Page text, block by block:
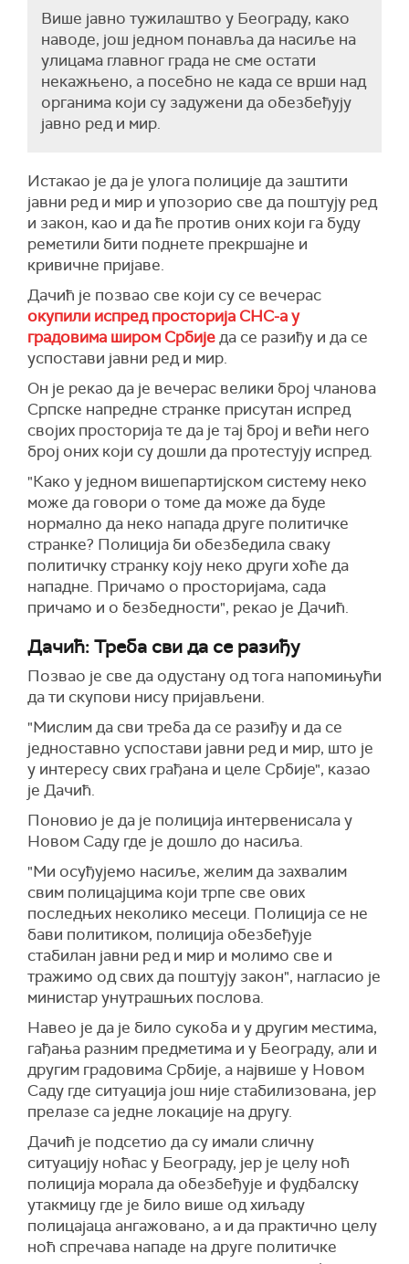
Више јавно тужилаштво у Београду, како
наводе, још једном понавља да насиље на
улицама главног града не сме остати
некажњено, а посебно не када се врши над
органима који су задужени да обезбеђују
јавно ред и мир.
Истакао је да је улога полиције да заштити
јавни ред и мир и упозорио све да поштују ред
и закон, као и да ће против оних који га буду
реметили бити поднете прекршајне и
кривичне пријаве.
Дачић је позвао све који су се вечерас
окупили испред просторија СНС-а у
градовима широм Србиједа се разиђу и да се
успостави јавни ред и мир.
Он је рекао да је вечерас велики број чланова
Српске напредне странке присутан испред
својих просторија те да је тај број и већи него
број оних који су дошли да протестују испред.
"Како у једном вишепартијском систему неко
може да говори о томе да може да буде
нормално да неко напада друге политичке
странке? Полиција би обезбедила сваку
политичку странку коју неко други хоће да
нападне. Причамо о просторијама, сада
причамо и о безбедности", рекао је Дачић.
Дачић: Треба сви да се разиђу
Позвао је све да одустану од тога напомињући
да ти скупови нису пријављени.
"Мислим да сви треба да се разиђу и да се
једноставно успостави јавни ред и мир, што је
у интересу свих грађана и целе Србије", казао
је Дачић.
Поновио је да је полиција интервенисала у
Новом Саду где је дошло до насиља.
"Ми осуђујемо насиље, желим да захвалим
свим полицајцима који трпе све ових
последњих неколико месеци. Полиција се не
бави политиком, полиција обезбеђује
стабилан јавни ред и мир и молимо све и
тражимо од свих да поштују закон", нагласио је
министар унутрашњих послова.
Навео је да је било сукоба и у другим местима,
гађања разним предметима и у Београду, али и
другим градовима Србије, а највише у Новом
Саду где ситуација још није стабилизована, јер
прелазе са једне локације на другу.
Дачић је подсетио да су имали сличну
ситуацију ноћас у Београду, јер је целу ноћ
полиција морала да обезбеђује и фудбалску
утакмицу где је било више од хиљаду
полицајаца ангажовано, а и да практично целу
ноћ спречава нападе на друге политичке